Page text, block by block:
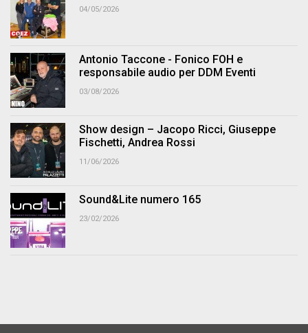
04/05/2026
Antonio Taccone - Fonico FOH e
responsabile audio per DDM Eventi
03/08/2026
Show design – Jacopo Ricci, Giuseppe
Fischetti, Andrea Rossi
11/06/2026
Sound&Lite numero 165
23/02/2026